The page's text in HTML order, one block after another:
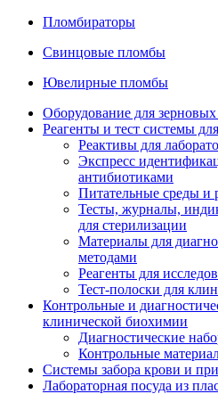
Пломбираторы
Свинцовые пломбы
Ювелирные пломбы
Оборудование для
Реагенты и тест системы
Реактивы для
Экспресс
антибиотиками
Питательные среды и
Тесты, журналы,
для стерилизации
Материалы для
методами
Реагенты для
Тест-полоски для
Контрольные и
клинической биохимии
Диагностические
Контрольные
Системы забора крови и
Лабораторная посуда из